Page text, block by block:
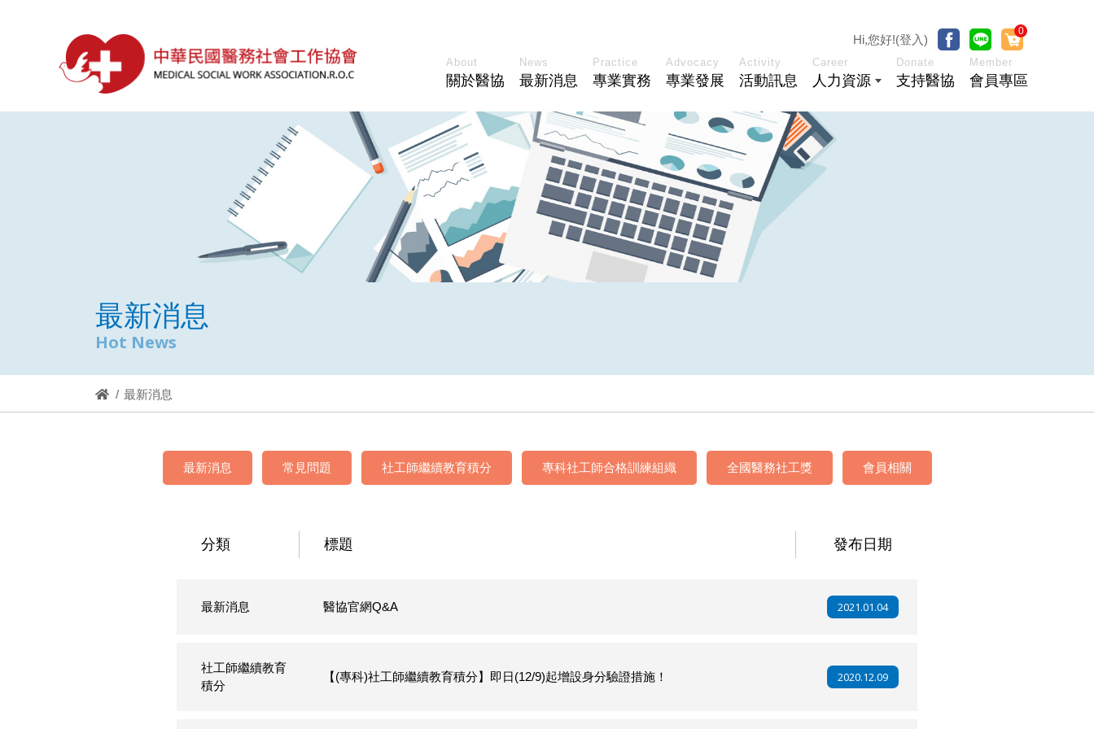
About
關於醫協
News
最新消息
Practice
專業實務
Advocacy
專業發展
Activity
活動訊息
Career
人力資源
Donate
支持醫協
Member
會員專區
Hi,您好!(登入)
0
最新消息
Hot News
最新消息
最新消息 常見問題 社工師繼續教育積分 專科社工師合格訓練組織 全國醫務社工獎 會員相關
分類 標題 發布日期
最新消息 醫協官網Q&A 2021.01.04
社工師繼續教育
積分
【(專科)社工師繼續教育積分】即日(12/9)起增設身分驗證措施！ 2020.12.09